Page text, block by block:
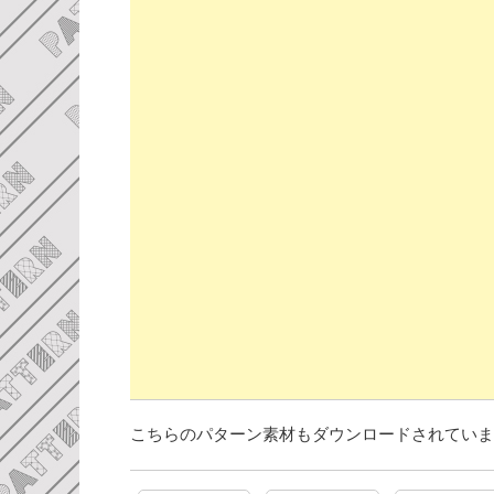
こちらのパターン素材もダウンロードされてい